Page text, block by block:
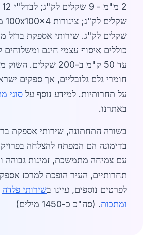
שקלים לק"ג. שירותי אספקת ברזל
כוללים איסוף עצמי חינם
עד 50 ק"מ ב-200
חומרי גלם גלובליים, אך ספקים
על תחרותיות. למידע נוסף על סוגי
באתרנו.
בשורה התחתונה, שירותי אספקת
בדימונה הם המפתח להצלחה
עם צמיחה מתמשכת, זמינות גבוהה
תחרותיים, העיר הופכת למרכז
לפרטים נוספים, עיינו בשירותי פלדה
ומתכות. (סה"כ כ-1450 מילים)